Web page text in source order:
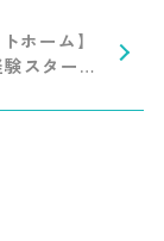
ホーム】
スター